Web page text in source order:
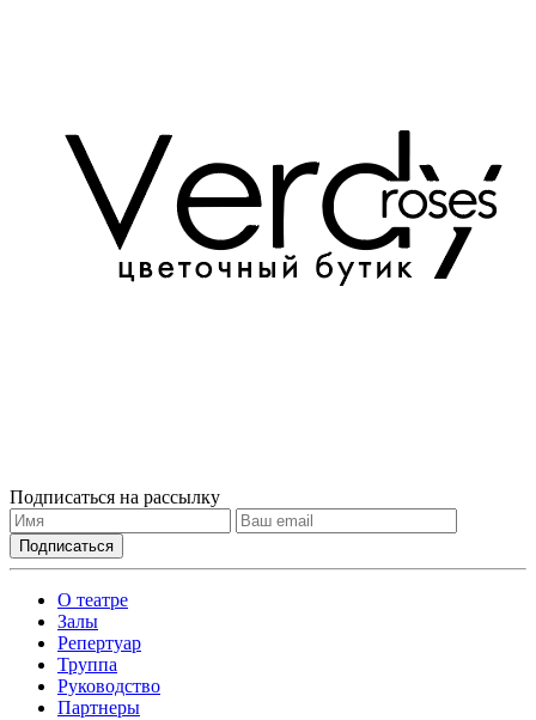
Подписаться на рассылку
О театре
Залы
Репертуар
Труппа
Руководство
Партнеры